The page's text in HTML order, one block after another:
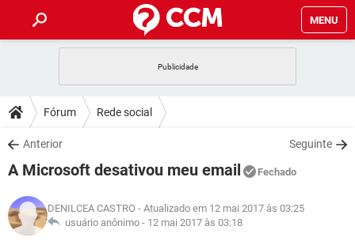
MENU
CELULAR
OUTLOOK
INSTAGRAM GMAIL
GUIA DE COMPRAS
DICAS
JOGOS
INSTAGRAM GMAIL
GUIA DE COMPRAS
DOWNLOADS
JOGOS WHATSAPP
CELULAR
OUTLOOK EXCEL
JOGOS WHATSAPP
CELULAR
GLOSSÁRIO
Fórum Rede social
Anterior Seguinte
A Microsoft desativou meu email Fechado
DENILCEA CASTRO - Atualizado em 12 mai 2017 às 03:25
usuário anônimo - 12 mai 2017 às 03:18